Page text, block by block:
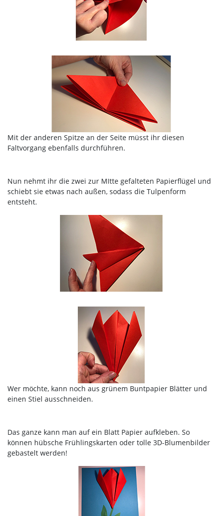
Mit der anderen Spitze an der Seite müsst ihr diesen
Faltvorgang ebenfalls durchführen.
Nun nehmt ihr die zwei zur MItte gefalteten Papierflügel und
schiebt sie etwas nach außen, sodass die Tulpenform
entsteht.
Wer möchte, kann noch aus grünem Buntpapier Blätter und
einen Stiel ausschneiden.
Das ganze kann man auf ein Blatt Papier aufkleben. So
können hübsche Frühlingskarten oder tolle 3D-Blumenbilder
gebastelt werden!